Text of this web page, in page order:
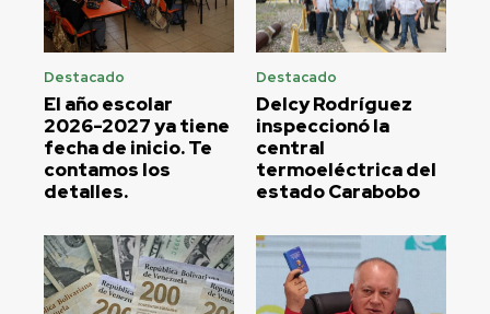
Destacado
El año escolar
2026-2027 ya tiene
fecha de inicio. Te
contamos los
detalles.
Destacado
Delcy Rodríguez
inspeccionó la
central
termoeléctrica del
estado Carabobo